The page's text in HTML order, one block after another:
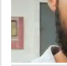
INSÓLITAS